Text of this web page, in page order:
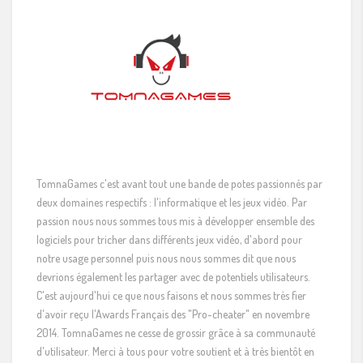
TomnaGames c'est avant tout une bande de potes passionnés par
deux domaines respectifs : l'informatique et les jeux vidéo. Par
passion nous nous sommes tous mis à développer ensemble des
logiciels pour tricher dans différents jeux vidéo, d'abord pour
notre usage personnel puis nous nous sommes dit que nous
devrions également les partager avec de potentiels utilisateurs.
C'est aujourd'hui ce que nous faisons et nous sommes très fier
d'avoir reçu l'Awards Français des "Pro-cheater" en novembre
2014. TomnaGames ne cesse de grossir grâce à sa communauté
d'utilisateur. Merci à tous pour votre soutient et à très bientôt en